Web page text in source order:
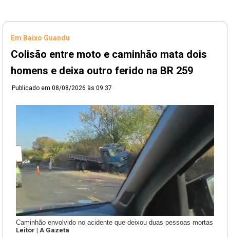
Em Baixo Guandu
Colisão entre moto e caminhão mata dois
homens e deixa outro ferido na BR 259
Publicado em 08/08/2026 às 09:37
Caminhão envolvido no acidente que deixou duas pessoas mortas
Leitor | A Gazeta